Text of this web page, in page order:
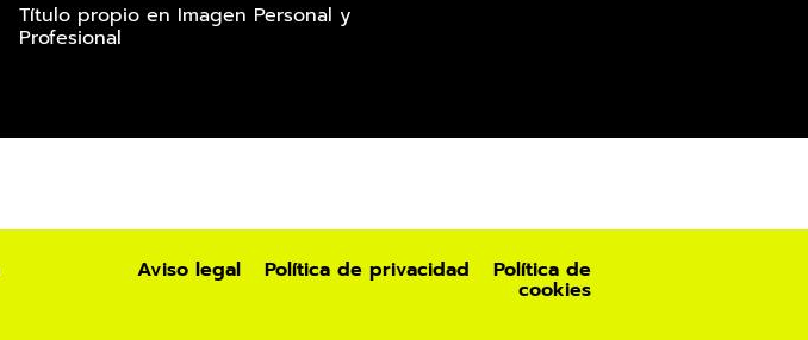
Título propio en Imagen Personal y
Profesional
Aviso legal Política de privacidad Política de
cookies